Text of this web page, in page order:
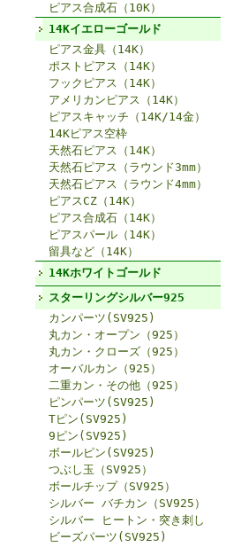
ピアス合成石（10K）
14Kイエローゴールド
ピアス金具（14K）
ポストピアス（14K）
フックピアス（14K）
アメリカンピアス（14K）
ピアスキャッチ（14K/14金）
14Kピアス空枠
天然石ピアス（14K）
天然石ピアス（ラウンド3mm）
天然石ピアス（ラウンド4mm）
ピアスCZ（14K）
ピアス合成石（14K）
ピアスパール（14K）
留具など（14K）
14Kホワイトゴールド
スターリングシルバー925
カンパーツ(SV925)
丸カン・オープン（925）
丸カン・クローズ（925）
オーバルカン（925）
二重カン・その他（925）
ピンパーツ(SV925)
Tピン(SV925)
9ピン(SV925)
ボールピン(SV925)
つぶし玉（SV925）
ボールチップ（SV925）
シルバー バチカン（SV925）
シルバー ヒートン・突き刺し
ビーズパーツ(SV925)